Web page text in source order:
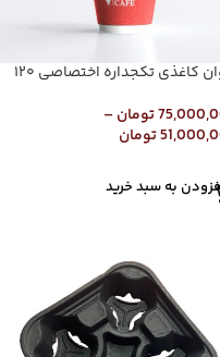
کاغذی تکجداره اختصاصی ۱۲۰
تومان –
تومان
به سبد خرید